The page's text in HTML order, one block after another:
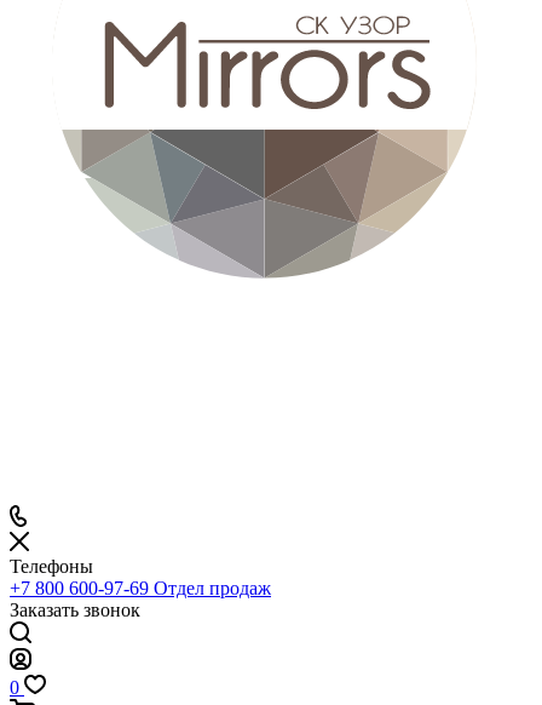
Телефоны
+7 800 600-97-69 Отдел продаж
Заказать звонок
0